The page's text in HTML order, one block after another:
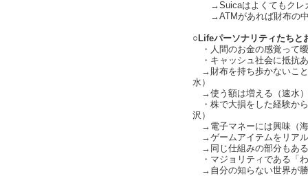
→Suicaはよくてもクレ
→ATMがあれば財布の中
○Lifeパーソナリティたちと
・人間のお金の感覚って
・キャッシュ社会に抵抗
→財布を持ち歩かないこと
水）
→使う額は増える（速水）
・株で大損をした経験か
沢）
→電子マネーには興味（
→ゲームアイテムをリアル
→同じ仕組みの部分もあ
・マジョリティである「
→自分の知らない世界が